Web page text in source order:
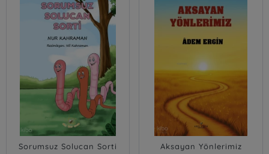
Sorumsuz Solucan Sorti Aksayan Yönlerimiz